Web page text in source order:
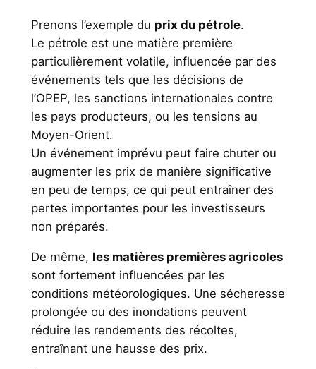
Prenons l’exemple du prix du pétrole.
Le pétrole est une matière première
particulièrement volatile, influencée par des
événements tels que les décisions de
l’OPEP, les sanctions internationales contre
les pays producteurs, ou les tensions au
Moyen-Orient.
Un événement imprévu peut faire chuter ou
augmenter les prix de manière significative
en peu de temps, ce qui peut entraîner des
pertes importantes pour les investisseurs
non préparés.
De même, les matières premières agricoles
sont fortement influencées par les
conditions météorologiques. Une sécheresse
prolongée ou des inondations peuvent
réduire les rendements des récoltes,
entraînant une hausse des prix.